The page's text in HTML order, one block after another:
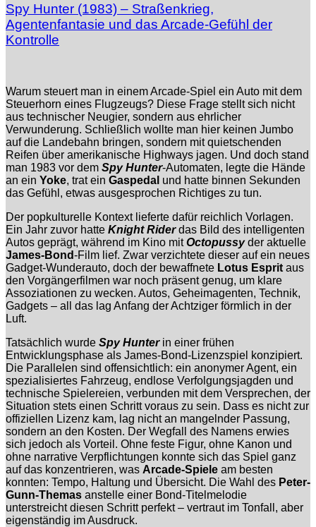
Spy Hunter (1983) – Straßenkrieg,
Agentenfantasie und das Arcade-Gefühl der
Kontrolle
Warum steuert man in einem Arcade-Spiel ein Auto mit dem
Steuerhorn eines Flugzeugs? Diese Frage stellt sich nicht
aus technischer Neugier, sondern aus ehrlicher
Verwunderung. Schließlich wollte man hier keinen Jumbo
auf die Landebahn bringen, sondern mit quietschenden
Reifen über amerikanische Highways jagen. Und doch stand
man 1983 vor dem Spy Hunter-Automaten, legte die Hände
an ein Yoke, trat ein Gaspedal und hatte binnen Sekunden
das Gefühl, etwas ausgesprochen Richtiges zu tun.
Der popkulturelle Kontext lieferte dafür reichlich Vorlagen.
Ein Jahr zuvor hatte Knight Riderdas Bild des intelligenten
Autos geprägt, während im Kino mitOctopussyder aktuelle
James-Bond-Film lief. Zwar verzichtete dieser auf ein neues
Gadget-Wunderauto, doch der bewaffnete Lotus Esprit aus
den Vorgängerfilmen war noch präsent genug, um klare
Assoziationen zu wecken. Autos, Geheimagenten, Technik,
Gadgets – all das lag Anfang der Achtziger förmlich in der
Luft.
Tatsächlich wurde Spy Hunterin einer frühen
Entwicklungsphase als James-Bond-Lizenzspiel konzipiert.
Die Parallelen sind offensichtlich: ein anonymer Agent, ein
spezialisiertes Fahrzeug, endlose Verfolgungsjagden und
technische Spielereien, verbunden mit dem Versprechen, der
Situation stets einen Schritt voraus zu sein. Dass es nicht zur
offiziellen Lizenz kam, lag nicht an mangelnder Passung,
sondern an den Kosten. Der Wegfall des Namens erwies
sich jedoch als Vorteil. Ohne feste Figur, ohne Kanon und
ohne narrative Verpflichtungen konnte sich das Spiel ganz
auf das konzentrieren, was Arcade-Spiele am besten
konnten: Tempo, Haltung und Übersicht. Die Wahl des Peter-
Gunn-Themas anstelle einer Bond-Titelmelodie
unterstreicht diesen Schritt perfekt – vertraut im Tonfall, aber
eigenständig im Ausdruck.